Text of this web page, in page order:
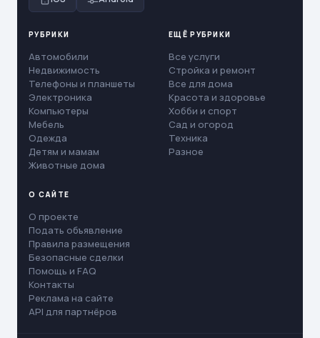
РУБРИКИ
Автомобили
Недвижимость
Телефоны и планшеты
Электроника
Компьютеры
Мебель
Одежда
Детям и мамам
Животные дома
ЕЩЁ РУБРИКИ
Все услуги
Стройка и ремонт
Все для дома
Красота и здоровье
Хобби и спорт
Сад и огород
Техника
Разное
О САЙТЕ
О проекте
Подать объявление
Правила размещения
Безопасные сделки
Помощь и FAQ
Контакты
Реклама на сайте
API для партнёров